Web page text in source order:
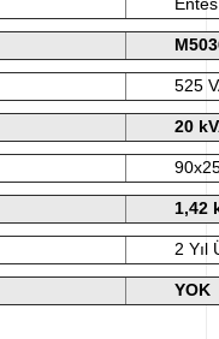
Entes
525
20
1,42
2 Yıl
YOK